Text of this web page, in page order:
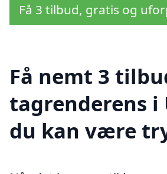
Få 3 tilbud, gratis og
Få nemt 3
tagrenderens i
du kan være